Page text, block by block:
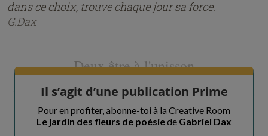
dans ce choix, trouve chaque jour sa force.
G.Dax
Deux être à l'unisson
Lorsque tu noues matin tes cheveux en désordre
Qui caressent ton dos, à mesure d’
Il s’agit d’une publication Prime
Pour en profiter, abonne-toi à la Creative Room
Le jardin des fleurs de poésiede Gabriel Dax